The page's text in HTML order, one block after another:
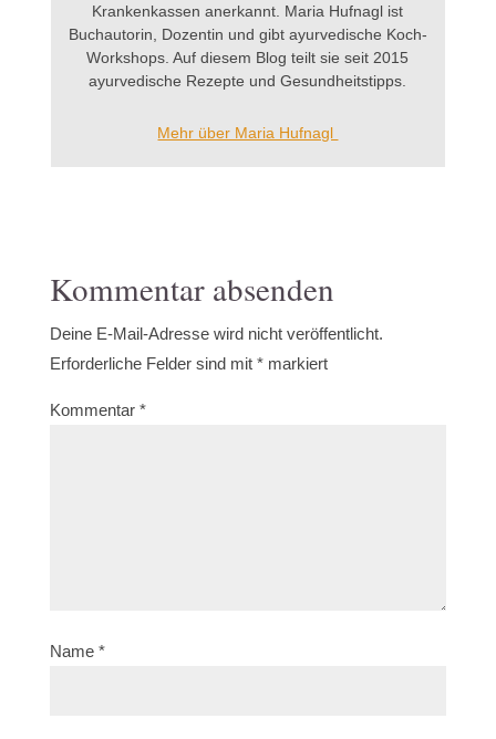
Krankenkassen anerkannt. Maria Hufnagl ist
Buchautorin, Dozentin und gibt ayurvedische Koch-
Workshops. Auf diesem Blog teilt sie seit 2015
ayurvedische Rezepte und Gesundheitstipps.
Mehr über Maria Hufnagl
Kommentar absenden
Deine E-Mail-Adresse wird nicht veröffentlicht.
Erforderliche Felder sind mit *markiert
Kommentar *
Name *